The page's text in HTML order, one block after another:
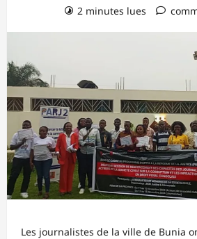
2 minutes lues
Les journalistes de la ville de Bunia